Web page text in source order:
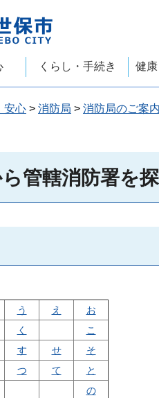
くらし・手続き 健
安心 > 消防局 > 消防局のご案内
管轄消防署を
う え
お
く
こ
す せ
そ
つ て
と
の